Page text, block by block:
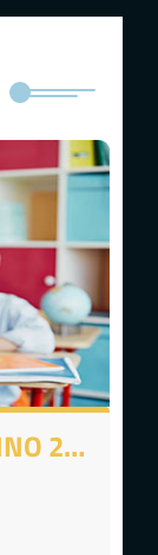
CERTIFICAZIONE SPESE ANNO 2025 PER DICHIARAZIONE DEI REDDITI